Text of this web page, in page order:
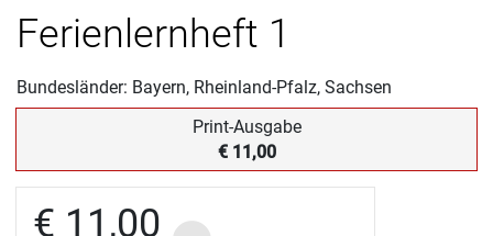
Ferienlernheft 1
Bundesländer: Bayern, Rheinland-Pfalz, Sachsen
Print-Ausgabe
€ 11,00
€ 11,00